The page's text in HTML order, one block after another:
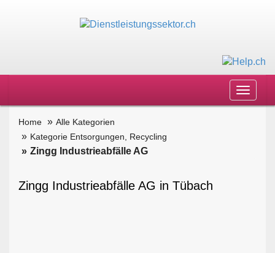
Toggle
Home
Alle Kategorien
Kategorie Entsorgungen, Recycling
Zingg Industrieabfälle AG
Zingg Industrieabfälle AG in Tübach